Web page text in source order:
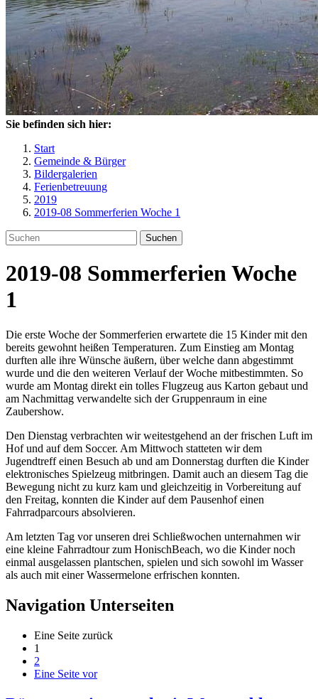
Sie befinden sich hier:
Start
Gemeinde & Bürger
Bildergalerien
Ferienbetreuung
2019
2019-08 Sommerferien Woche 1
Suchen
2019-08 Sommerferien Woche
1
Die erste Woche der Sommerferien erwartete die 15 Kinder mit den
bereits gewohnt heißen Temperaturen. Zum Einstieg am Montag
durften alle ihre Wünsche äußern, über welche dann abgestimmt
wurde und die den weiteren Verlauf der Woche mitbestimmten. So
wurde am Montag direkt ein tolles Flugzeug aus Karton gebaut und
am Nachmittag verwandelte sich der Gruppenraum in eine
Zaubershow.
Den Dienstag verbrachten wir weitestgehend an der frischen Luft im
Hof und auf dem Soccer. Am Mittwoch statteten wir dem
Jugendtreff einen Besuch ab und am Donnerstag durften die Kinder
elektronisches Spielzeug mitbringen. Damit auch an diesem Tag die
Bewegung nicht zu kurz kam und gleichzeitig in Vorbereitung auf
den Freitag, konnten die Kinder auf dem Pausenhof einen
Fahrradparcours absolvieren.
Am letzten Tag vor unseren drei Schließwochen unternahmen wir
eine kleine Fahrradtour zum HonischBeach, wo die Kinder noch
einmal ausgelassen plantschen, spielen und sich sowohl im Wasser
als auch mit einer Wassermelone erfrischen konnten.
Navigation Unterseiten
Eine Seite zurück
1
2
Eine Seite vor